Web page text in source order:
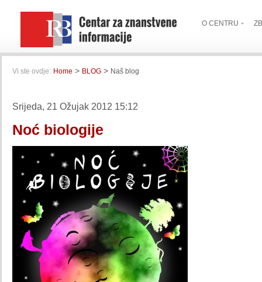
O CENTRU
Vi ste ovdje: Home > BLOG > Naš blog
Srijeda, 21 Ožujak 2012 15:12
Noć biologije